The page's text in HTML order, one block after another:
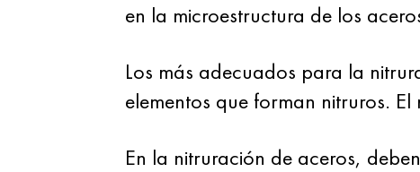
en la microestructura de los
Los más adecuados para la
elementos que forman nitruros.
En la nitruración de aceros,